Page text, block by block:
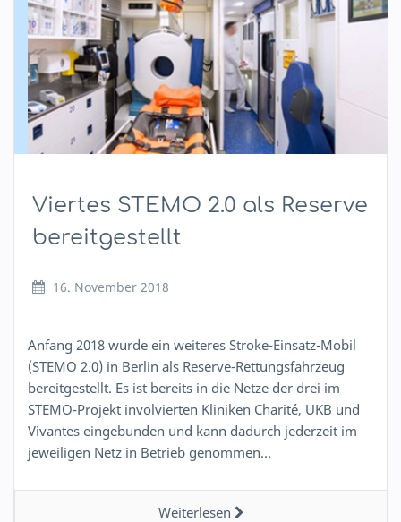
Viertes STEMO 2.0 als Reserve
bereitgestellt
16. November 2018
Anfang 2018 wurde ein weiteres Stroke-Einsatz-Mobil
(STEMO 2.0) in Berlin als Reserve-Rettungsfahrzeug
bereitgestellt. Es ist bereits in die Netze der drei im
STEMO-Projekt involvierten Kliniken Charité, UKB und
Vivantes eingebunden und kann dadurch jederzeit im
jeweiligen Netz in Betrieb genommen…
Weiterlesen